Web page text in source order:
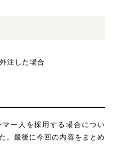
注した場合
ー人を採用する場合につい
。最後に今回の内容をまとめ